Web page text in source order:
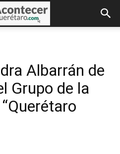
Albarrán de
Grupo de la